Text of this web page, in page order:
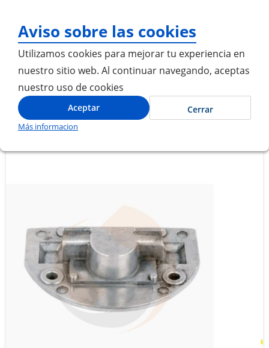
Aviso sobre las cookies
Utilizamos cookies para mejorar tu experiencia en
nuestro sitio web. Al continuar navegando, aceptas
nuestro uso de cookies
Aceptar Cerrar
Más informacion
Inicio TAPA Z-CAM
imágenes
imágenes